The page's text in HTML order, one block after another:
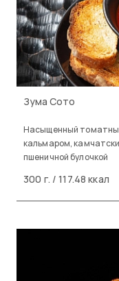
Зума Сото
Насыщенный
кальмаром,
пшеничной булочкой
300 г. / 117.48 ккал